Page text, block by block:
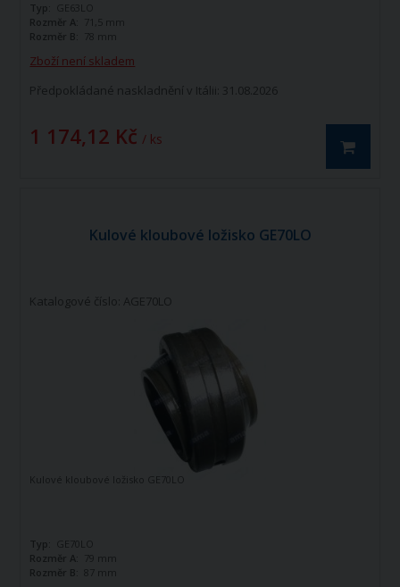
Zboží není skladem
Předpokládané naskladnění v Itálii: 31.08.2026
1 174,12 Kč / ks
Typ:
GE63LO
Rozměr A:
71,5 mm
Rozměr B:
78 mm
Kulové kloubové ložisko GE70LO
Katalogové číslo: AGE70LO
Kulové kloubové ložisko GE70LO
Typ:
GE70LO
Rozměr A:
79 mm
Rozměr B:
87 mm